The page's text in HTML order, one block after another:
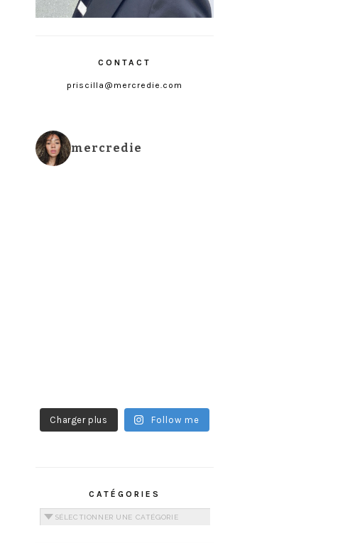
CONTACT
priscilla@mercredie.com
mercredie
Charger plus Follow me
CATÉGORIES
Catégories